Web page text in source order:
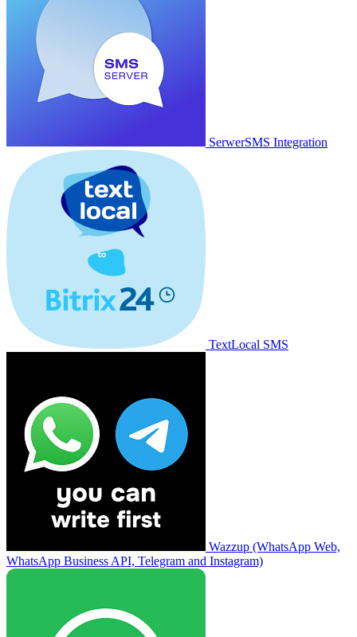
SerwerSMS Integration
TextLocal SMS
Wazzup (WhatsApp Web,
WhatsApp Business API, Telegram and Instagram)